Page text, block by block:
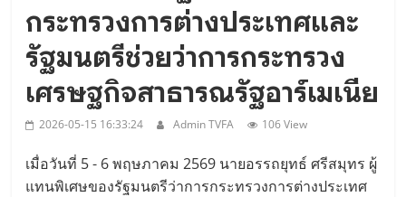
กระทรวงการต่างประเทศและ
รัฐมนตรีช่วยว่าการกระทรวง
เศรษฐกิจสาธารณรัฐอาร์เมเนีย
2026-05-15 16:33:24 Admin TVFA 106 View
เมื่อวันที่ 5 - 6 พฤษภาคม 2569 นายอรรถยุทธ์ ศรีสมุทร ผู้
แทนพิเศษของรัฐมนตรีว่าการกระทรวงการต่างประเทศ